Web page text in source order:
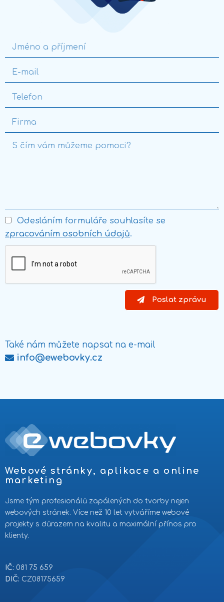
Odesláním formuláře souhlasíte se
zpracováním osobních údajů.
Poslat zprávu
Také nám můžete napsat na e-mail
info@ewebovky.cz
Webové stránky, aplikace a online
marketing
Jsme tým profesionálů zapálených do tvorby nejen
webových stránek. Více než 10 let vytváříme webové
projekty s důrazem na kvalitu a maximální přínos pro
klienty.
IČ: 081 75 659
DIČ: CZ08175659